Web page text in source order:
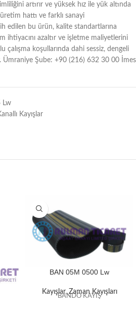
artırır ve yüksek hız ile yük altında
hattı ve farklı sanayi
edilen bu ürün, kalite standartlarına
ihtiyacını azaltır ve işletme maliyetlerini
çalışma koşullarında dahi sessiz, dengeli
Ümraniye Şube: +90 (216) 632 30 00 İmes
Lw
Kayışlar
BAN 05M 0500 Lw
Kayışlar,Zaman Kayışları
BANDO KAYIŞ